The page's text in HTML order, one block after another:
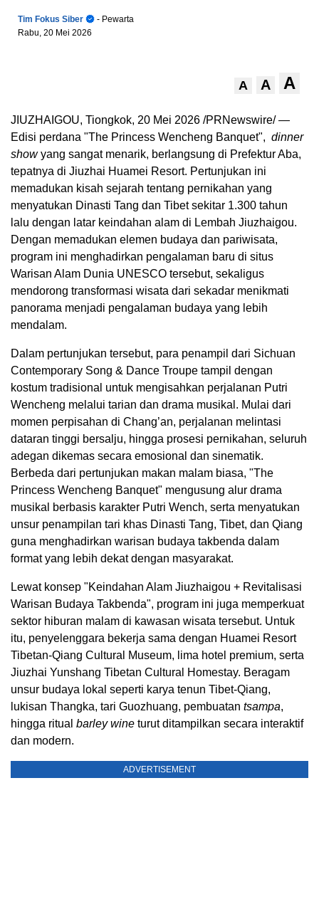
Tim Fokus Siber
- Pewarta
Rabu, 20 Mei 2026
A A A
JIUZHAIGOU, Tiongkok, 20 Mei 2026 /PRNewswire/ —
Edisi perdana "The Princess Wencheng Banquet", dinner
showyang sangat menarik, berlangsung di Prefektur Aba,
tepatnya di Jiuzhai Huamei Resort. Pertunjukan ini
memadukan kisah sejarah tentang pernikahan yang
menyatukan Dinasti Tang dan Tibet sekitar 1.300 tahun
lalu dengan latar keindahan alam di Lembah Jiuzhaigou.
Dengan memadukan elemen budaya dan pariwisata,
program ini menghadirkan pengalaman baru di situs
Warisan Alam Dunia UNESCO tersebut, sekaligus
mendorong transformasi wisata dari sekadar menikmati
panorama menjadi pengalaman budaya yang lebih
mendalam.
Dalam pertunjukan tersebut, para penampil dari Sichuan
Contemporary Song & Dance Troupe tampil dengan
kostum tradisional untuk mengisahkan perjalanan Putri
Wencheng melalui tarian dan drama musikal. Mulai dari
momen perpisahan di Chang’an, perjalanan melintasi
dataran tinggi bersalju, hingga prosesi pernikahan, seluruh
adegan dikemas secara emosional dan sinematik.
Berbeda dari pertunjukan makan malam biasa, "The
Princess Wencheng Banquet" mengusung alur drama
musikal berbasis karakter Putri Wench, serta menyatukan
unsur penampilan tari khas Dinasti Tang, Tibet, dan Qiang
guna menghadirkan warisan budaya takbenda dalam
format yang lebih dekat dengan masyarakat.
Lewat konsep "Keindahan Alam Jiuzhaigou + Revitalisasi
Warisan Budaya Takbenda", program ini juga memperkuat
sektor hiburan malam di kawasan wisata tersebut. Untuk
itu, penyelenggara bekerja sama dengan Huamei Resort
Tibetan-Qiang Cultural Museum, lima hotel premium, serta
Jiuzhai Yunshang Tibetan Cultural Homestay. Beragam
unsur budaya lokal seperti karya tenun Tibet-Qiang,
lukisan Thangka, tari Guozhuang, pembuatan tsampa,
hingga ritual barley wine turut ditampilkan secara interaktif
dan modern.
ADVERTISEMENT